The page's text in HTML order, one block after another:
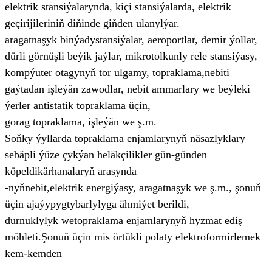
elektrik stansiýalarynda, kiçi stansiýalarda, elektrik
geçirijileriniň diňinde giňden ulanylýar.
aragatnaşyk binýadystansiýalar, aeroportlar, demir ýollar,
dürli görnüşli beýik jaýlar, mikrotolkunly rele stansiýasy,
kompýuter otagynyň tor ulgamy, topraklama,nebiti
gaýtadan işleýän zawodlar, nebit ammarlary we beýleki
ýerler antistatik topraklama üçin,
gorag topraklama, işleýän we ş.m.
Soňky ýyllarda topraklama enjamlarynyň näsazlyklary
sebäpli ýüze çykýan heläkçilikler gün-günden
köpeldikärhanalaryň arasynda
-nyňnebit,elektrik energiýasy, aragatnaşyk we ş.m., şonuň
üçin ajaýypygtybarlylyga ähmiýet berildi,
durnuklylyk wetopraklama enjamlarynyň hyzmat ediş
möhleti.Şonuň üçin mis örtükli polaty elektroformirlemek
kem-kemden